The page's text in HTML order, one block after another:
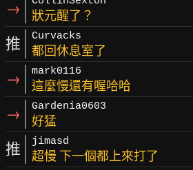
→ 狀元醒了？
推 Curvacks
都回休息室了
→ mark0116
這麼慢還有喔哈哈
→ Gardenia0603
好猛
推 jimasd
超慢 下一個都上來打了